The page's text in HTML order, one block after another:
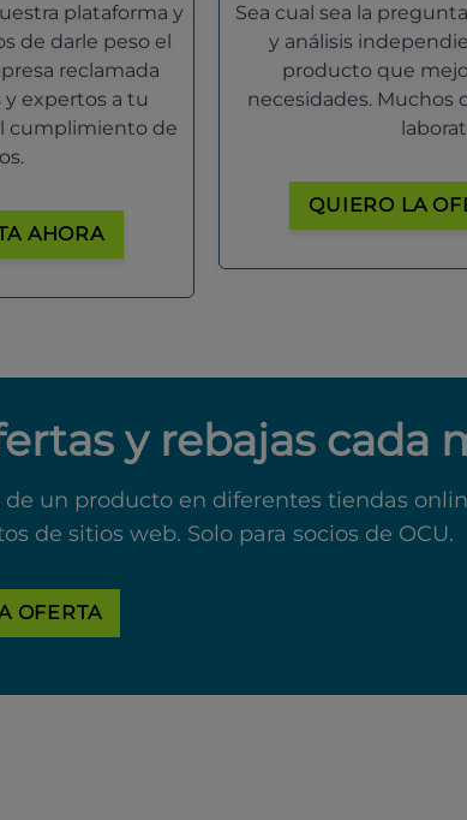
plataforma y
de darle peso el
reclamada
y expertos a tu
cumplimiento de
AHORA
Sea cual sea la
y análisis
producto que
necesidades. Muchos
QUIERO LA
y rebajas cada
de un producto en diferentes tiendas
de sitios web. Solo para socios de OCU.
OFERTA